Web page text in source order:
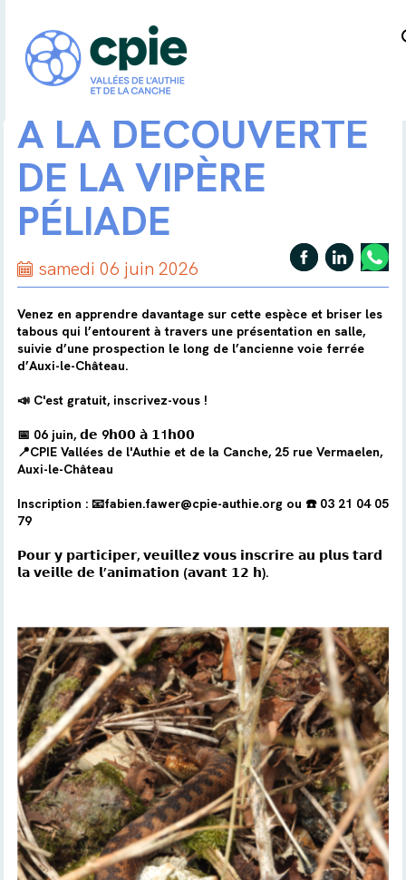
A LA DÉCOUVERTE
DE LA VIPÈRE
PÉLIADE
samedi 06 juin 2026
Venez en apprendre davantage sur cette espèce et briser les
tabous qui l’entourent à travers une présentation en salle,
suivie d’une prospection le long de l’ancienne voie ferrée
d’Auxi-le-Château.
📣 C'est gratuit, inscrivez-vous !
📅 06 juin, 𝗱𝗲 9𝗵𝟬𝟬 𝗮̀ 𝟭1𝗵𝟬𝟬
📍CPIE Vallées de l'Authie et de la Canche, 25 rue Vermaelen,
Auxi-le-Château
Inscription : 📧fabien.fawer@cpie-authie.org ou ☎️ 03 21 04 05
79
𝗣𝗼𝘂𝗿 𝘆 𝗽𝗮𝗿𝘁𝗶𝗰𝗶𝗽𝗲𝗿, 𝘃𝗲𝘂𝗶𝗹𝗹𝗲𝘇 𝘃𝗼𝘂𝘀 𝗶𝗻𝘀𝗰𝗿𝗶𝗿𝗲 𝗮𝘂 𝗽𝗹𝘂𝘀 𝘁𝗮𝗿𝗱
𝗹𝗮 𝘃𝗲𝗶𝗹𝗹𝗲 𝗱𝗲 𝗹’𝗮𝗻𝗶𝗺𝗮𝘁𝗶𝗼𝗻 (𝗮𝘃𝗮𝗻𝘁 𝟭𝟮 𝗵).